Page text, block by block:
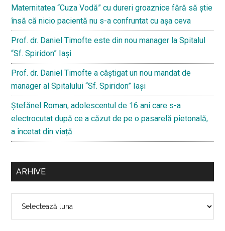
Maternitatea “Cuza Vodă” cu dureri groaznice fără să ştie
însă că nicio pacientă nu s-a confruntat cu așa ceva
Prof. dr. Daniel Timofte este din nou manager la Spitalul
“Sf. Spiridon” Iaşi
Prof. dr. Daniel Timofte a câștigat un nou mandat de
manager al Spitalului “Sf. Spiridon” Iași
Ştefănel Roman, adolescentul de 16 ani care s-a
electrocutat după ce a căzut de pe o pasarelă pietonală,
a încetat din viață
ARHIVE